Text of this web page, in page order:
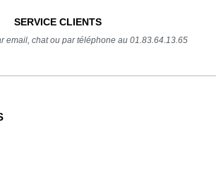
SERVICE CLIENTS
email, chat ou par téléphone au 01.83.64.13.65